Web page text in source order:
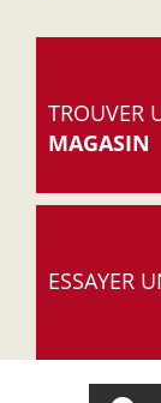
TROUVER
MAGASIN
ESSAYER
© 2005-2026